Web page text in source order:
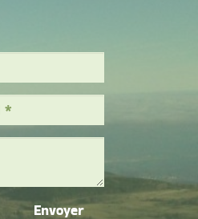
Envoyer